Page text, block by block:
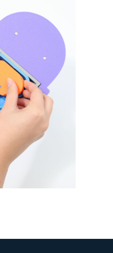
et les
et
rares @
AP-HP